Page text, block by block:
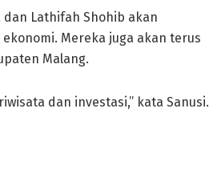
Lathifah Shohib akan
Mereka juga akan terus
Malang.
dan investasi,” kata Sanusi.